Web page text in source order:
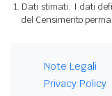
Dati stimati. I dati
del Censimento
Note Legali
Privacy Policy